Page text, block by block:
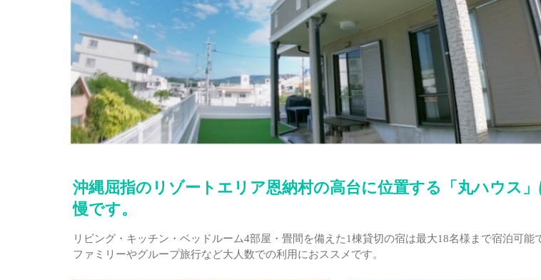
沖縄屈指のリゾートエリア恩納村の高台に位置する「丸ハウス
慢です。
リビング・キッチン・ベッドルーム4部屋・畳間を備えた1棟貸切の宿は最大18名様まで宿泊可能
ファミリーやグループ旅行など大人数での利用におススメです。